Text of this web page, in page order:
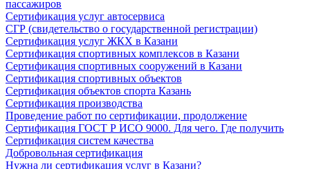
пассажиров
Сертификация услуг автосервиса
СГР (свидетельство о государственной регистрации)
Сертификация услуг ЖКХ в Казани
Сертификация спортивных комплексов в Казани
Сертификация спортивных сооружений в Казани
Сертификация спортивных объектов
Сертификация объектов спорта Казань
Сертификация производства
Проведение работ по сертификации, продолжение
Сертификация ГОСТ Р ИСО 9000. Для чего. Где получить
Сертификация систем качества
Добровольная сертификация
Нужна ли сертификация услуг в Казани?